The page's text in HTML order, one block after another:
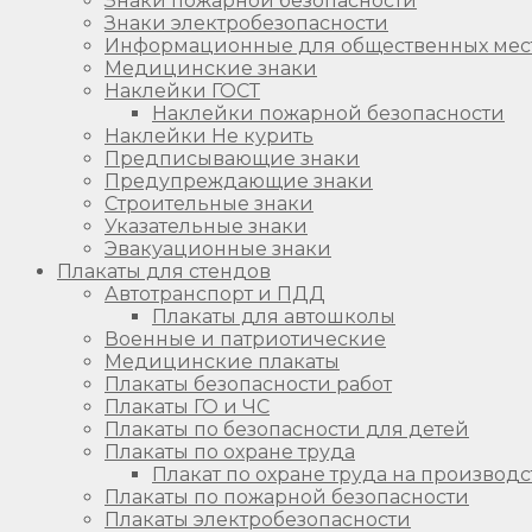
Знаки электробезопасности
Информационные для общественных
Медицинские знаки
Наклейки ГОСТ
Наклейки пожарной безопасности
Наклейки Не курить
Предписывающие знаки
Предупреждающие знаки
Строительные знаки
Указательные знаки
Эвакуационные знаки
Плакаты для стендов
Автотранспорт и ПДД
Плакаты для автошколы
Военные и патриотические
Медицинские плакаты
Плакаты безопасности работ
Плакаты ГО и ЧС
Плакаты по безопасности для детей
Плакаты по охране труда
Плакат по охране труда на
Плакаты по пожарной безопасности
Плакаты электробезопасности